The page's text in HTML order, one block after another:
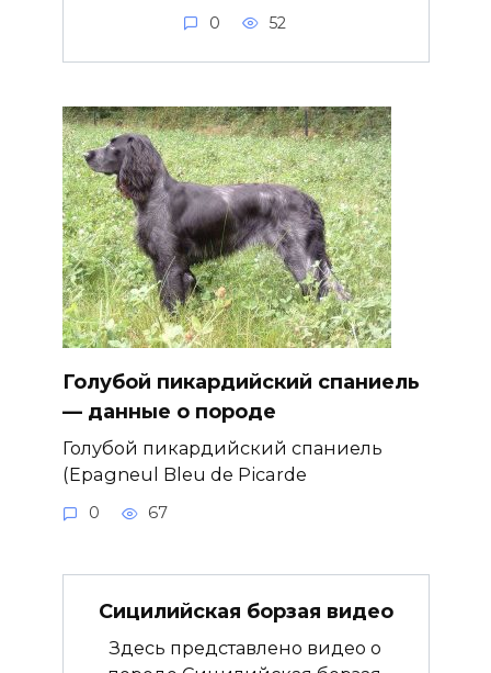
0 52
Голубой пикардийский спаниель
— данные о породе
Голубой пикардийский спаниель
(Epagneul Bleu de Picarde
0 67
Сицилийская борзая видео
Здесь представлено видео о